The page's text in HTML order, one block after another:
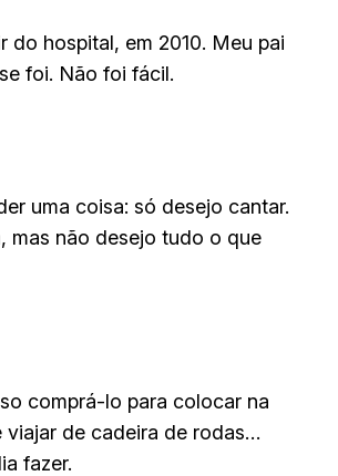
do hospital, em 2010. Meu pai
foi. Não foi fácil.
uma coisa: só desejo cantar.
mas não desejo tudo o que
comprá-lo para colocar na
viajar de cadeira de rodas…
fazer.